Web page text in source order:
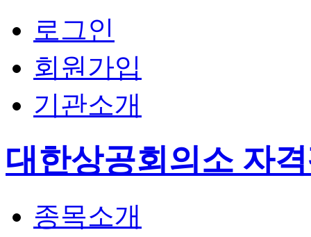
로그인
회원가입
기관소개
대한상공회의소 자
종목소개